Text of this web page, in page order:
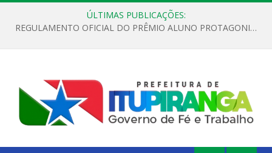
ÚLTIMAS PUBLICAÇÕES:
REGULAMENTO OFICIAL DO PRÊMIO ALUNO PROTAGONISTA – EDIÇÃO 2026